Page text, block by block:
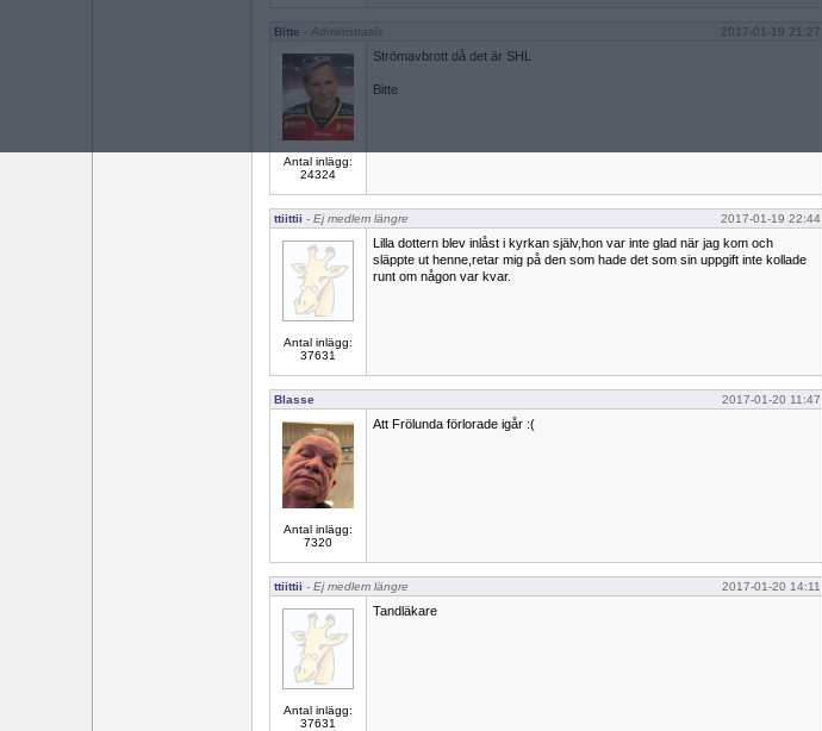
Bitte - Administratör 2017-01-19 21:27
Antal inlägg:
24324
Strömavbrott då det är SHL
Bitte
ttiittii - Ej medlem längre 2017-01-19 22:44
Antal inlägg:
37631
Lilla dottern blev inlåst i kyrkan själv,hon var inte glad när jag kom och
släppte ut henne,retar mig på den som hade det som sin uppgift inte kollade
runt om någon var kvar.
Blasse 2017-01-20 11:47
Antal inlägg:
7320
Att Frölunda förlorade igår :(
ttiittii - Ej medlem längre 2017-01-20 14:11
Antal inlägg:
37631
Tandläkare